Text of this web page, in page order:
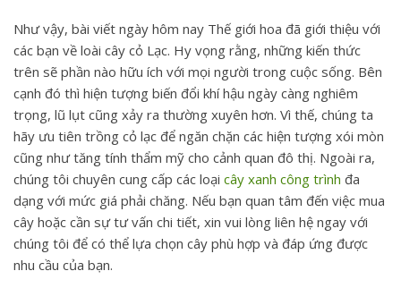
Như vậy, bài viết ngày hôm nay Thế giới hoa đã giới thiệu với
các bạn về loài cây cỏ Lạc. Hy vọng rằng, những kiến thức
trên sẽ phần nào hữu ích với mọi người trong cuộc sống. Bên
cạnh đó thì hiện tượng biến đổi khí hậu ngày càng nghiêm
trọng, lũ lụt cũng xảy ra thường xuyên hơn. Vì thế, chúng ta
hãy ưu tiên trồng cỏ lạc để ngăn chặn các hiện tượng xói mòn
cũng như tăng tính thẩm mỹ cho cảnh quan đô thị. Ngoài ra,
chúng tôi chuyên cung cấp các loại cây xanh công trình đa
dạng với mức giá phải chăng. Nếu bạn quan tâm đến việc mua
cây hoặc cần sự tư vấn chi tiết, xin vui lòng liên hệ ngay với
chúng tôi để có thể lựa chọn cây phù hợp và đáp ứng được
nhu cầu của bạn.